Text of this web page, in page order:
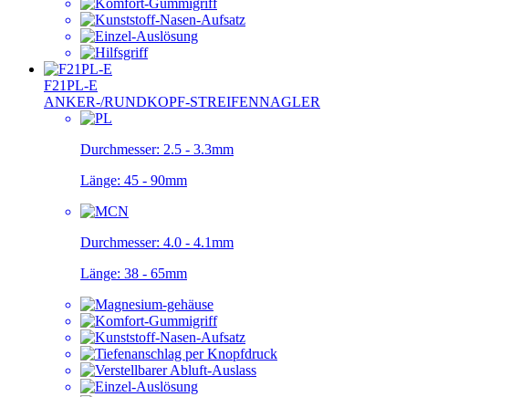
F21PL-E
ANKER-/RUNDKOPF-STREIFENNAGLER
Durchmesser: 2.5 - 3.3mm
Länge: 45 - 90mm
Durchmesser: 4.0 - 4.1mm
Länge: 38 - 65mm